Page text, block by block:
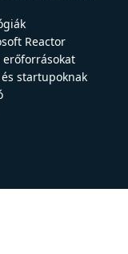
Reactor
erőforrásokat
startupoknak